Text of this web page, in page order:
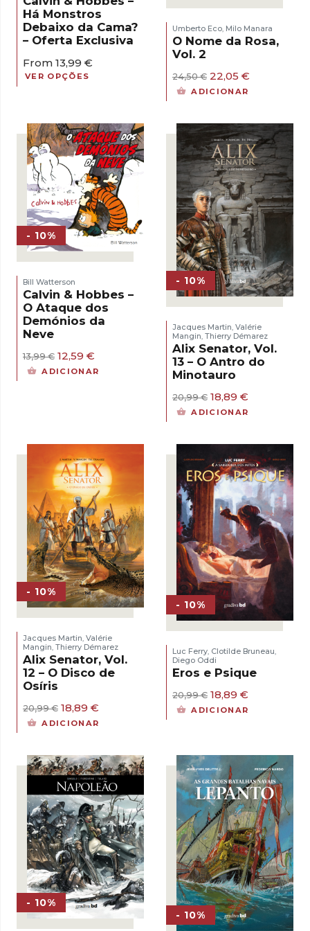
Há Monstros
Debaixo da Cama?
– Oferta Exclusiva
From 13,99 €
VER OPÇÕES
Umberto Eco Milo Manara
O Nome da Rosa,
Vol. 2
24,50€ O
preço
24,50 €.
22,05 €
22,05 €.
ADICIONAR
- 10%
Bill Watterson
Calvin & Hobbes –
O Ataque dos
Demónios da
Neve
13,99€ O
preço
12,59 €
preço
ADICIONAR
- 10%
Jacques Martin, Valérie
Mangin, Thierry Démarez
Alix Senator, Vol.
13 – O Antro do
Minotauro
20,99€ O
preço
20,99 €.
18,89 €
18,89 €.
ADICIONAR
- 10%
Jacques Martin Valérie
Mangin Thierry Démarez
Alix Senator, Vol.
12 – O Disco de
Osíris
20,99€ O
preço
20,99 €.
18,89 €
18,89 €.
ADICIONAR
- 10%
Luc Ferry Clotilde Bruneau
Diego Oddi
Eros e Psique
20,99€ O
preço
18,89 €
ADICIONAR
- 10%
- 10%